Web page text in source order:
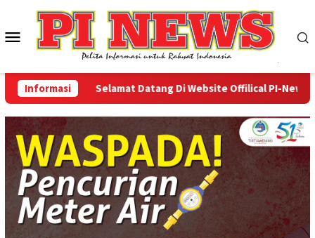
konten
Menu
Mobile
Informasi Selamat Datang Di Website Offilical PI-News